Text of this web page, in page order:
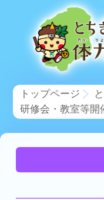
トップページ
研修会・教室等開